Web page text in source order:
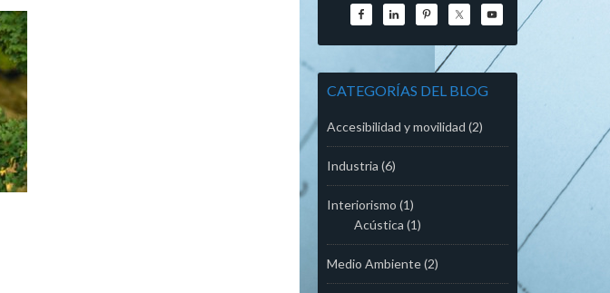
CATEGORÍAS DEL BLOG
Accesibilidad y movilidad (2)
Industria (6)
Interiorismo (1)
Acústica (1)
Medio Ambiente(2)